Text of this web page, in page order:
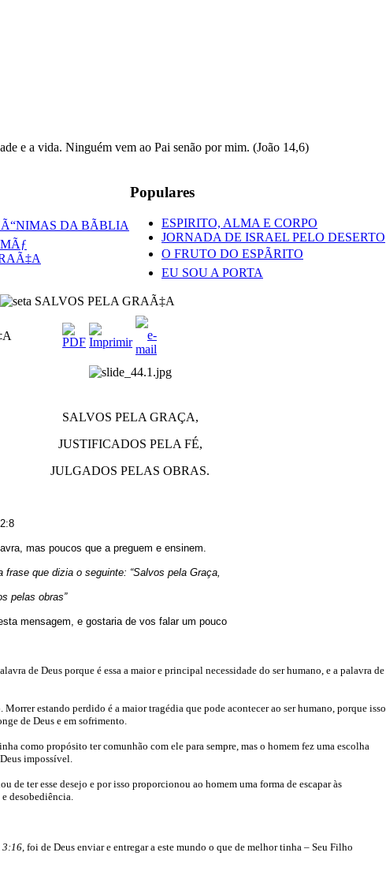
DA BÃBLIA
Populares
ESPIRITO, ALMA E CORPO
JORNADA DE ISRAEL PELO DESERTO
O FRUTO DO ESPÃRITO
EU SOU A PORTA
SALVOS PELA GRAÃ‡A
SALVOS PELA GRAÇA,
JUSTIFICADOS PELA FÉ,
JULGADOS PELAS OBRAS.
mas poucos que a preguem e ensinem.
frase que dizia o seguinte: “Salvos pela Graça,
pelas obras”
mensagem, e gostaria de vos falar um pouco
de Deus porque é essa a maior e principal necessidade do ser humano, e a palavra de
estando perdido é a maior tragédia que pode acontecer ao ser humano, porque isso
de Deus e em sofrimento.
como propósito ter comunhão com ele para sempre, mas o homem fez uma escolha
impossível.
de ter esse desejo e por isso proporcionou ao homem uma forma de escapar às
desobediência.
3:16, foi de Deus enviar e entregar a este mundo o que de melhor tinha – Seu Filho